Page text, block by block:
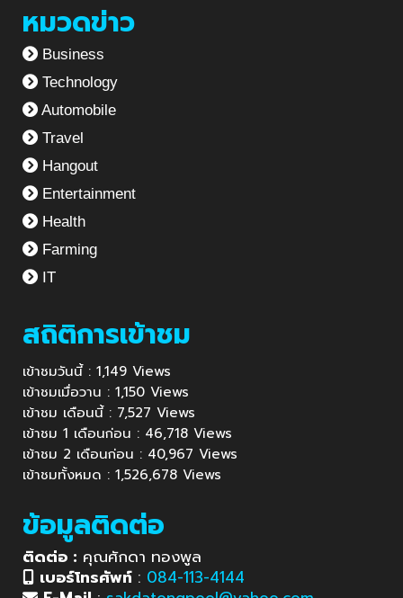
หมวดข่าว
Business
Technology
Automobile
Travel
Hangout
Entertainment
Health
Farming
IT
สถิติการเข้าชม
เข้าชมวันนี้ : 1,149 Views
เข้าชมเมื่อวาน : 1,150 Views
เข้าชม เดือนนี้ : 7,527 Views
เข้าชม 1 เดือนก่อน : 46,718 Views
เข้าชม 2 เดือนก่อน : 40,967 Views
เข้าชมทั้งหมด : 1,526,678 Views
ข้อมูลติดต่อ
ติดต่อ : คุณศักดา ทองพูล
เบอร์โทรศัพท์ : 084-113-4144